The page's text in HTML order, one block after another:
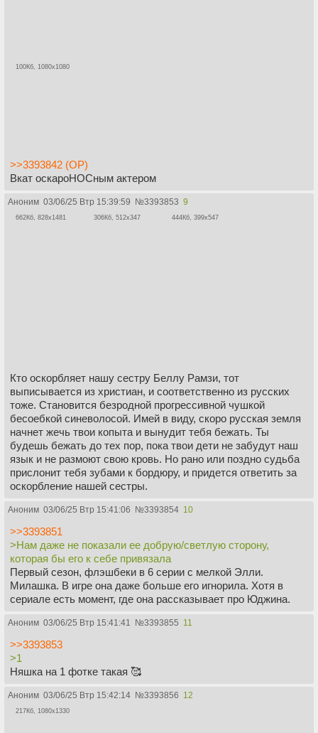
100Кб, 1080x1080
>>3393842 (OP)
Вкат оскароНОСным актером
Аноним 03/06/25 Втр 15:39:59 №3393853 9
662Кб, 828x1481 306Кб, 512x347 444Кб, 399x547
Кто оскорбляет нашу сестру Беллу Рамзи, тот
выписывается из христиан, и соответственно из русских
тоже. Становится безродной прогрессивной чушкой
бесоебкой синеволосой. Имей в виду, скоро русская земля
начнет жечь твои копыта и вынудит тебя бежать. Ты
будешь бежать до тех пор, пока твои дети не забудут наш
язык и не размоют свою кровь. Но рано или поздно судьба
прислонит тебя зубами к бордюру, и придется ответить за
оскорбление нашей сестры.
Аноним 03/06/25 Втр 15:41:06 №3393854 10
>>3393851
>Нам даже не показали ее добрую/светлую сторону,
которая бы его к себе привязала
Первый сезон, флэшбеки в 6 серии с мелкой Элли.
Милашка. В игре она даже больше его игнорила. Хотя в
сериале есть момент, где она рассказывает про Юджина.
Аноним 03/06/25 Втр 15:41:41 №3393855 11
>>3393853
>1
Няшка на 1 фотке такая 🥰
Аноним 03/06/25 Втр 15:42:14 №3393856 12
217Кб, 1080x1330